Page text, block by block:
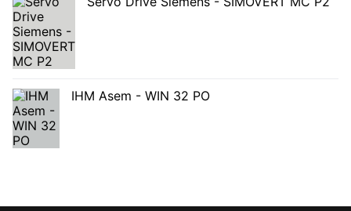
IHM Asem - WIN 32 PO